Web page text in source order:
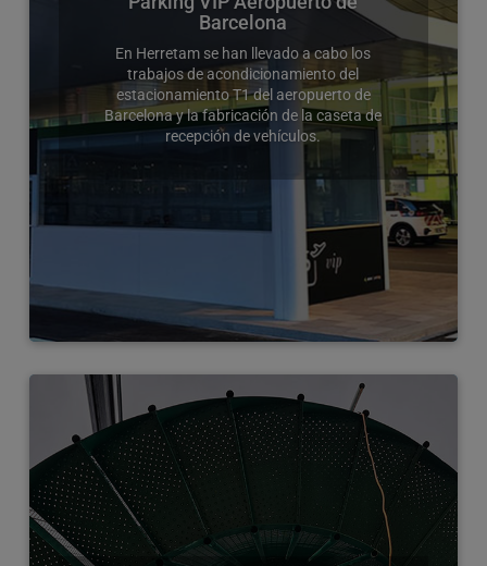
Barcelona
En Herretam se han llevado a cabo los
trabajos de acondicionamiento del
estacionamiento T1 del aeropuerto de
Barcelona y la fabricación de la caseta de
recepción de vehículos.